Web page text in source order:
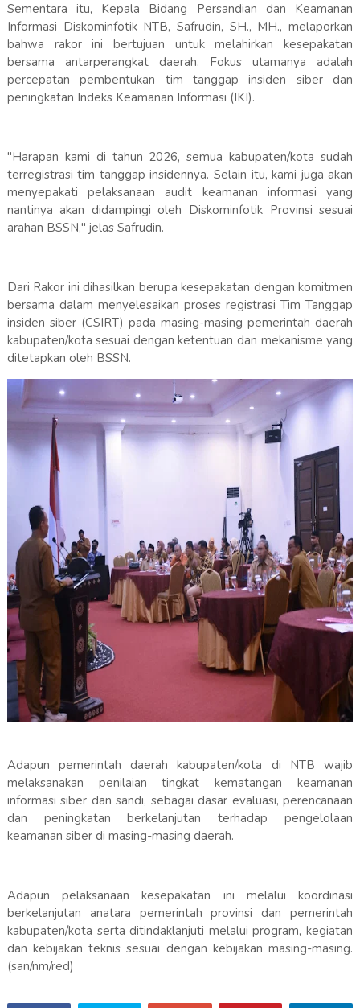
​Sementara itu, Kepala Bidang Persandian dan Keamanan
Informasi Diskominfotik NTB, Safrudin, SH., MH., melaporkan
bahwa rakor ini bertujuan untuk melahirkan kesepakatan
bersama antarperangkat daerah. Fokus utamanya adalah
percepatan pembentukan tim tanggap insiden siber dan
peningkatan Indeks Keamanan Informasi (IKI).
​"Harapan kami di tahun 2026, semua kabupaten/kota sudah
terregistrasi tim tanggap insidennya. Selain itu, kami juga akan
menyepakati pelaksanaan audit keamanan informasi yang
nantinya akan didampingi oleh Diskominfotik Provinsi sesuai
arahan BSSN," jelas Safrudin.
Dari Rakor ini dihasilkan berupa kesepakatan dengan komitmen
bersama dalam menyelesaikan proses registrasi Tim Tanggap
insiden siber (CSIRT) pada masing-masing pemerintah daerah
kabupaten/kota sesuai dengan ketentuan dan mekanisme yang
ditetapkan oleh BSSN.
Adapun pemerintah daerah kabupaten/kota di NTB wajib
melaksanakan penilaian tingkat kematangan keamanan
informasi siber dan sandi, sebagai dasar evaluasi, perencanaan
dan peningkatan berkelanjutan terhadap pengelolaan
keamanan siber di masing-masing daerah.
Adapun pelaksanaan kesepakatan ini melalui koordinasi
berkelanjutan anatara pemerintah provinsi dan pemerintah
kabupaten/kota serta ditindaklanjuti melalui program, kegiatan
dan kebijakan teknis sesuai dengan kebijakan masing-masing.
(san/nm/red)